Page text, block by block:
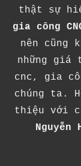
thật sự
gia công
nên cũng
những
cnc, gia
chúng ta.
thiệu với
Nguyễn